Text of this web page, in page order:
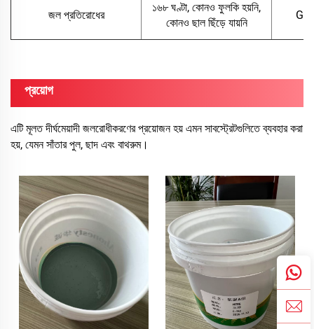
জল প্রতিরোধের
১৬৮ ঘণ্টা, কোনও ফুলকি হয়নি,
কোনও ছাল ছিঁড়ে যায়নি
প্রয়োগ
এটি মূলত দীর্ঘমেয়াদী জলরোধীকরণের প্রয়োজন হয় এমন সাবস্ট্রেটগুলিতে ব্যবহার করা
হয়, যেমন সাঁতার পুল, ছাদ এবং বাথরুম।